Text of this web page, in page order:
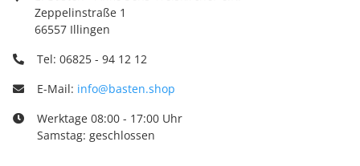
Zeppelinstraße 1
66557 Illingen
Tel: 06825 - 94 12 12
E-Mail: info@basten.shop
Werktage 08:00 - 17:00 Uhr
Samstag: geschlossen